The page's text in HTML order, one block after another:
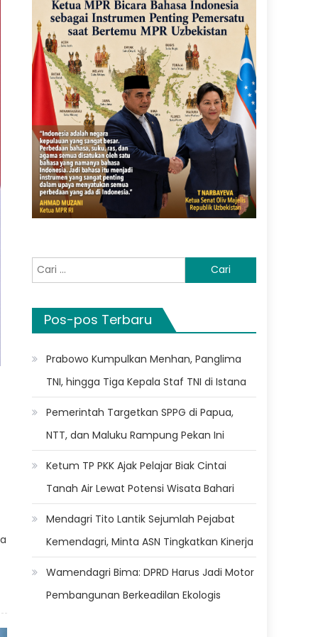
Cari
untuk:
Pos-pos Terbaru
Prabowo Kumpulkan Menhan, Panglima
TNI, hingga Tiga Kepala Staf TNI di Istana
Pemerintah Targetkan SPPG di Papua,
NTT, dan Maluku Rampung Pekan Ini
Ketum TP PKK Ajak Pelajar Biak Cintai
Tanah Air Lewat Potensi Wisata Bahari
Mendagri Tito Lantik Sejumlah Pejabat
Kemendagri, Minta ASN Tingkatkan Kinerja
Wamendagri Bima: DPRD Harus Jadi Motor
Pembangunan Berkeadilan Ekologis